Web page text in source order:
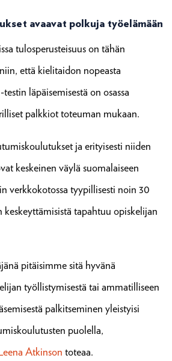
avaavat polkuja työelämään
tulosperusteisuus on tähän
että kielitaidon nopeasta
läpäisemisestä on osassa
palkkiot toteuman mukaan.
ja erityisesti niiden
keskeinen väylä suomalaiseen
verkkokotossa tyypillisesti noin 30
keskeyttämisistä tapahtuu opiskelijan
pitäisimme sitä hyvänä
työllistymisestä tai ammatilliseen
palkitseminen yleistyisi
puolella,
Atkinson toteaa.